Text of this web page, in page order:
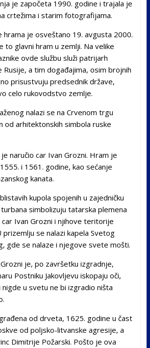
je započeta 1990. godine i trajala je
crtežima i starim fotografijama.
hrama je osveštano 19. avgusta 2000.
to glavni hram u zemlji. Na velike
ovde službu služi patrijarh
Rusije, a tim događajima, osim brojnih
prisustvuju predsednik države,
celo rukovodstvo zemlje.
nalazi se na Crvenom trgu
od arhitektonskih simbola ruske
naručio car Ivan Grozni. Hram je
i 1561. godine, kao sećanje
kanata.
kupola spojenih u zajedničku
simbolizuju tatarska plemena
Ivan Grozni i njihove teritorije
prizemlju se nalazi kapela Svetog
gde se nalaze i njegove svete mošti.
je, po završetku izgradnje,
Postniku Jakovljevu iskopaju oči,
nigde u svetu ne bi izgradio ništa
od drveta, 1625. godine u čast
od poljsko-litvanske agresije, a
Dimitrije Požarski. Pošto je ova